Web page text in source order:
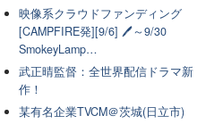
映像系クラウドファンディング
[CAMPFIRE発][9/6] 🖊～9/30
SmokeyLamp…
武正晴監督：全世界配信ドラマ新
作！
某有名企業TVCM＠茨城(日立市)